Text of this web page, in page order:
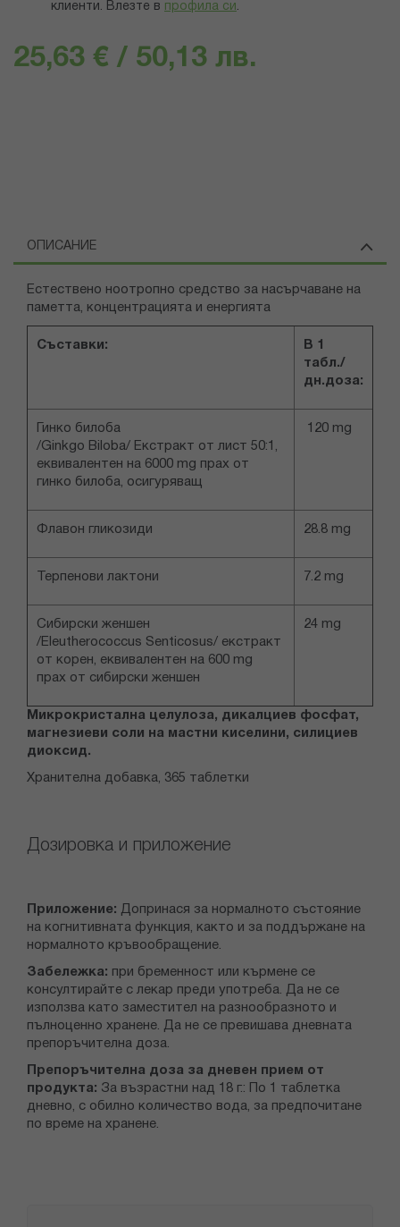
клиенти. Влезте в профила си .
25,63 € / 50,13 лв.
ОПИСАНИЕ
Естествено ноотропно средство за насърчаване на
паметта, концентрацията и енергията
Съставки:
В 1
табл./
дн.доза:
Гинко билоба
/Ginkgo Biloba/ Екстракт от лист 50:1,
еквивалентен на 6000 mg прах от
гинко билоба, осигуряващ
120 mg
Флавон гликозиди 28.8 mg
Терпенови лактони 7.2 mg
Сибирски женшен
/Eleutherococcus Senticosus/ екстракт
от корен, еквивалентен на 600 mg
прах от сибирски женшен
24 mg
Микрокристална целулоза, дикалциев фосфат,
магнезиеви соли на мастни киселини, силициев
диоксид.
Хранителна добавка, 365 таблетки
Дозировка и приложение
Приложение: Допринася за нормалното състояние
на когнитивната функция, както и за поддържане на
нормалното кръвообращение.
Забележка: при бременност или кърмене се
консултирайте с лекар преди употреба. Да не се
използва като заместител на разнообразното и
пълноценно хранене. Да не се превишава дневната
препоръчителна доза.
Препоръчителна доза за дневен прием от
продукта: За възрастни над 18 г.: По 1 таблетка
дневно, с обилно количество вода, за предпочитане
по време на хранене.